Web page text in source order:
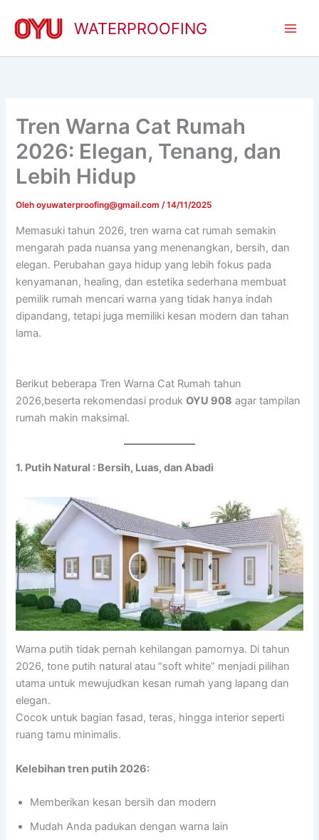
konten
WATERPROOFING
Tren Warna Cat Rumah
2026: Elegan, Tenang, dan
Lebih Hidup
Olehoyuwaterproofing@gmail.com/14/11/2025
Memasuki tahun 2026, tren warna cat rumah semakin
mengarah pada nuansa yang menenangkan, bersih, dan
elegan. Perubahan gaya hidup yang lebih fokus pada
kenyamanan, healing, dan estetika sederhana membuat
pemilik rumah mencari warna yang tidak hanya indah
dipandang, tetapi juga memiliki kesan modern dan tahan
lama.
Berikut beberapa Tren Warna Cat Rumah tahun
2026,beserta rekomendasi produkOYU 908 agar tampilan
rumah makin maksimal.
1. Putih Natural : Bersih, Luas, dan Abadi
Warna putih tidak pernah kehilangan pamornya. Di tahun
2026, tone putih natural atau “soft white” menjadi pilihan
utama untuk mewujudkan kesan rumah yang lapang dan
elegan.
Cocok untuk bagian fasad, teras, hingga interior seperti
ruang tamu minimalis.
Kelebihan tren putih 2026:
Memberikan kesan bersih dan modern
Mudah Anda padukan dengan warna lain